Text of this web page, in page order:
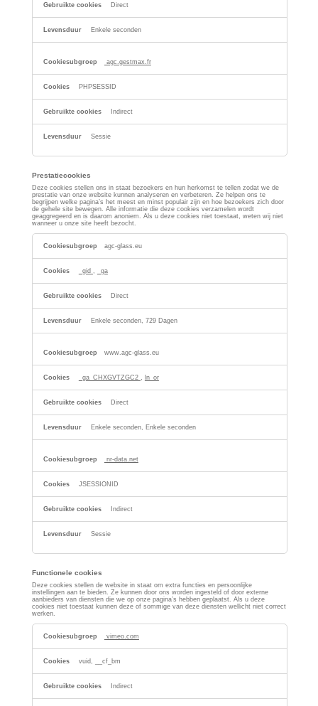
Direct
Enkele seconden
agc.gestmax.fr
PHPSESSID
Indirect
Sessie
Prestatiecookies
Deze cookies stellen ons in staat bezoekers en hun herkomst te tellen zodat we de
prestatie van onze website kunnen analyseren en verbeteren. Ze helpen ons te
begrijpen welke pagina’s het meest en minst populair zijn en hoe bezoekers zich door
de gehele site bewegen. Alle informatie die deze cookies verzamelen wordt
geaggregeerd en is daarom anoniem. Als u deze cookies niet toestaat, weten wij niet
wanneer u onze site heeft bezocht.
Prestatiecookies
agc-glass.eu
_gid _ga
Direct
Enkele seconden, 729 Dagen
www.agc-glass.eu
_ga_CHXGVTZGC2 ln_or
Direct
Enkele seconden, Enkele seconden
nr-data.net
JSESSIONID
Indirect
Sessie
Functionele cookies
Deze cookies stellen de website in staat om extra functies en persoonlijke
instellingen aan te bieden. Ze kunnen door ons worden ingesteld of door externe
aanbieders van diensten die we op onze pagina’s hebben geplaatst. Als u deze
cookies niet toestaat kunnen deze of sommige van deze diensten wellicht niet correct
werken.
Functionele
cookies
vimeo.com
vuid, __cf_bm
Indirect